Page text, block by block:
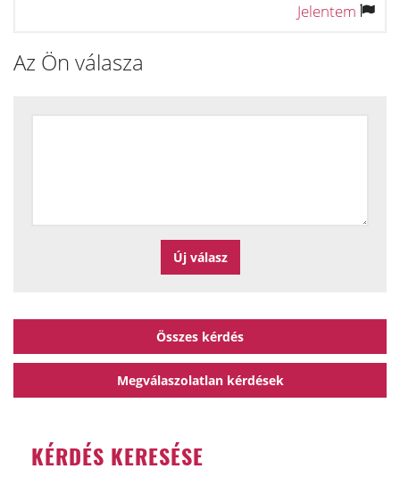
Jelentem
Az Ön válasza
Összes kérdés
Megválaszolatlan kérdések
KÉRDÉS KERESÉSE